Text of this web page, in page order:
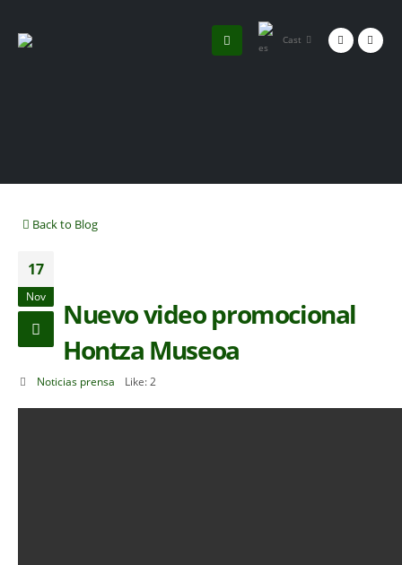
Cast
Back to Blog
17
Nov
Nuevo video promocional
Hontza Museoa
Noticias prensa Like: 2